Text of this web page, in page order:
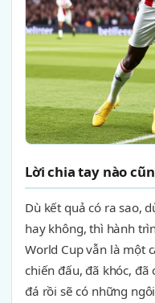
Lời chia tay nào
Dù kết quả có ra sao,
hay không, thì hành
World Cup vẫn là một
chiến đấu, đã khóc, đã
đá rồi sẽ có những